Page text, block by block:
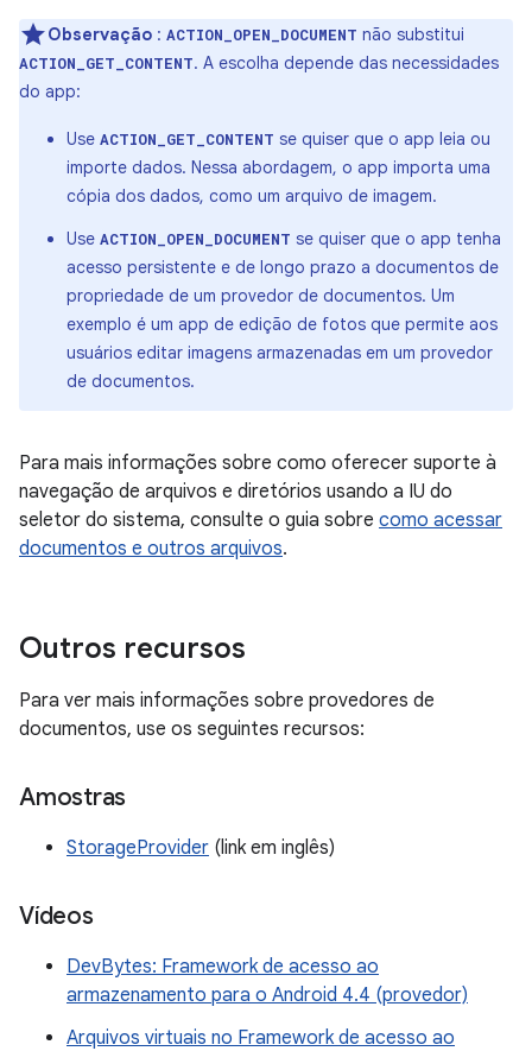
Observação : ACTION_OPEN_DOCUMENT não substitui
ACTION_GET_CONTENT. A escolha depende das necessidades
do app:
Use ACTION_GET_CONTENT se quiser que o app leia ou
importe dados. Nessa abordagem, o app importa uma
cópia dos dados, como um arquivo de imagem.
Use ACTION_OPEN_DOCUMENT se quiser que o app tenha
acesso persistente e de longo prazo a documentos de
propriedade de um provedor de documentos. Um
exemplo é um app de edição de fotos que permite aos
usuários editar imagens armazenadas em um provedor
de documentos.
Para mais informações sobre como oferecer suporte à
navegação de arquivos e diretórios usando a IU do
seletor do sistema, consulte o guia sobre como acessar
documentos e outros arquivos.
Outros recursos
Para ver mais informações sobre provedores de
documentos, use os seguintes recursos:
Amostras
StorageProvider (link em inglês)
Vídeos
DevBytes: Framework de acesso ao
armazenamento para o Android 4.4 (provedor)
Arquivos virtuais no Framework de acesso ao